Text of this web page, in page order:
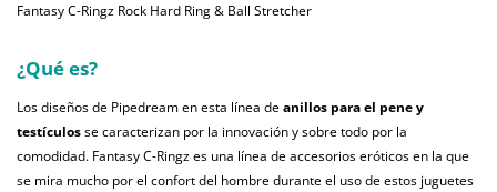
Fantasy C-Ringz Rock Hard Ring & Ball Stretcher
¿Qué es?
Los diseños de Pipedream en esta línea deanillos para el pene y
testículosse caracterizan por la innovación y sobre todo por la
comodidad. Fantasy C-Ringz es una línea de accesorios eróticos en la que
se mira mucho por el confort del hombre durante el uso de estos juguetes